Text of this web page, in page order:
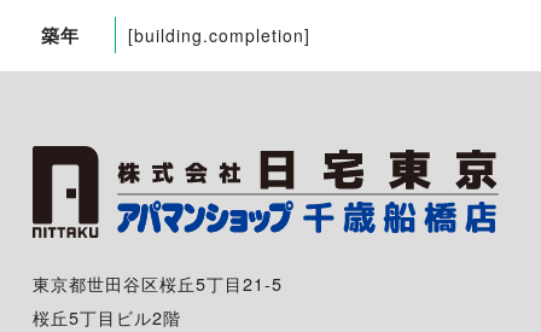
築年 [building.completion]
東京都世田谷区桜丘5丁目21-5
桜丘5丁目ビル2階